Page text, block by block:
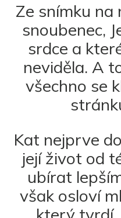
Ze snímku na
snoubenec,
srdce a
neviděla. A
všechno se
Kat nejprve
její život od
ubírat
však osloví